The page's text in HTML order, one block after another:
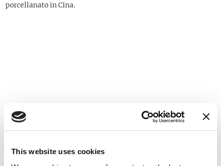
This website uses cookies
porcellanato in Cina.
SICUREZZA DEI